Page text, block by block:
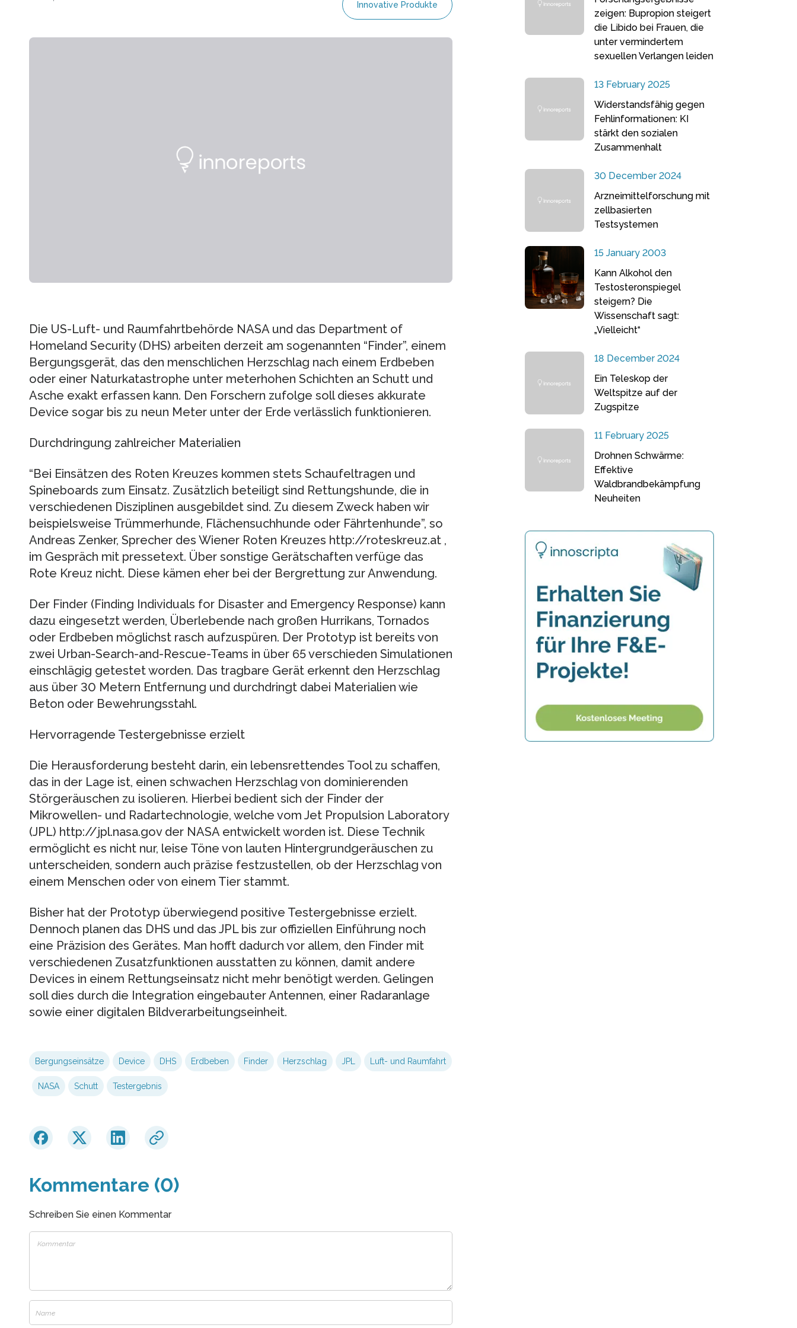
Innovative Produkte
Die US-Luft- und Raumfahrtbehörde NASA und das Department of
Homeland Security (DHS) arbeiten derzeit am sogenannten “Finder”, einem
Bergungsgerät, das den menschlichen Herzschlag nach einem Erdbeben
oder einer Naturkatastrophe unter meterhohen Schichten an Schutt und
Asche exakt erfassen kann. Den Forschern zufolge soll dieses akkurate
Device sogar bis zu neun Meter unter der Erde verlässlich funktionieren.
Durchdringung zahlreicher Materialien
“Bei Einsätzen des Roten Kreuzes kommen stets Schaufeltragen und
Spineboards zum Einsatz. Zusätzlich beteiligt sind Rettungshunde, die in
verschiedenen Disziplinen ausgebildet sind. Zu diesem Zweck haben wir
beispielsweise Trümmerhunde, Flächensuchhunde oder Fährtenhunde”, so
Andreas Zenker, Sprecher des Wiener Roten Kreuzes http://roteskreuz.at ,
im Gespräch mit pressetext. Über sonstige Gerätschaften verfüge das
Rote Kreuz nicht. Diese kämen eher bei der Bergrettung zur Anwendung.
Der Finder (Finding Individuals for Disaster and Emergency Response) kann
dazu eingesetzt werden, Überlebende nach großen Hurrikans, Tornados
oder Erdbeben möglichst rasch aufzuspüren. Der Prototyp ist bereits von
zwei Urban-Search-and-Rescue-Teams in über 65 verschieden Simulationen
einschlägig getestet worden. Das tragbare Gerät erkennt den Herzschlag
aus über 30 Metern Entfernung und durchdringt dabei Materialien wie
Beton oder Bewehrungsstahl.
Hervorragende Testergebnisse erzielt
Die Herausforderung besteht darin, ein lebensrettendes Tool zu schaffen,
das in der Lage ist, einen schwachen Herzschlag von dominierenden
Störgeräuschen zu isolieren. Hierbei bedient sich der Finder der
Mikrowellen- und Radartechnologie, welche vom Jet Propulsion Laboratory
(JPL) http://jpl.nasa.gov der NASA entwickelt worden ist. Diese Technik
ermöglicht es nicht nur, leise Töne von lauten Hintergrundgeräuschen zu
unterscheiden, sondern auch präzise festzustellen, ob der Herzschlag von
einem Menschen oder von einem Tier stammt.
Bisher hat der Prototyp überwiegend positive Testergebnisse erzielt.
Dennoch planen das DHS und das JPL bis zur offiziellen Einführung noch
eine Präzision des Gerätes. Man hofft dadurch vor allem, den Finder mit
verschiedenen Zusatzfunktionen ausstatten zu können, damit andere
Devices in einem Rettungseinsatz nicht mehr benötigt werden. Gelingen
soll dies durch die Integration eingebauter Antennen, einer Radaranlage
sowie einer digitalen Bildverarbeitungseinheit.
Bergungseinsätze Device DHS Erdbeben Finder Herzschlag JPL Luft- und Raumfahrt
NASA Schutt Testergebnis
Kommentare (0)
Schreiben Sie einen Kommentar
zeigen: Bupropion steigert
die Libido bei Frauen, die
unter vermindertem
sexuellen Verlangen leiden
13 February 2025
Widerstandsfähig gegen
Fehlinformationen: KI
stärkt den sozialen
Zusammenhalt
30 December 2024
Arzneimittelforschung mit
zellbasierten
Testsystemen
15 January 2003
Kann Alkohol den
Testosteronspiegel
steigern? Die
Wissenschaft sagt:
„Vielleicht“
18 December 2024
Ein Teleskop der
Weltspitze auf der
Zugspitze
11 February 2025
Drohnen Schwärme:
Effektive
Waldbrandbekämpfung
Neuheiten